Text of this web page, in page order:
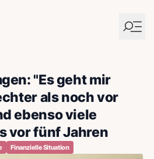
"Es geht mir
als noch vor
ebenso viele
vor fünf Jahren
Finanzielle Situation